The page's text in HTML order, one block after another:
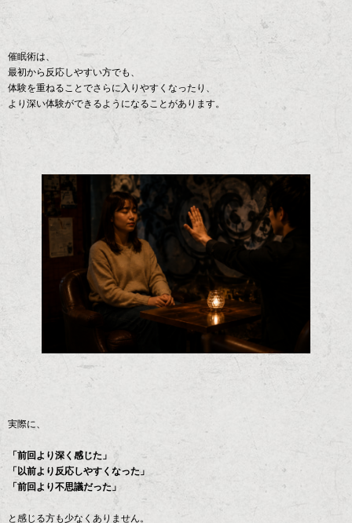
催眠術は、
最初から反応しやすい方でも、
体験を重ねることでさらに入りやすくなったり、
より深い体験ができるようになることがあります。
実際に、
「前回より深く感じた」
「以前より反応しやすくなった」
「前回より不思議だった」
と感じる方も少なくありません。